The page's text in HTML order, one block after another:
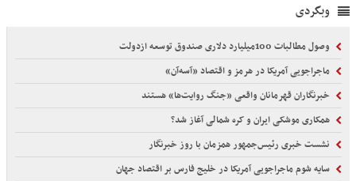
وبگردی
وصول مطالبات 100میلیارد دلاری صندوق توسعه ازدولت
ماجراجویی آمریکا در هرمز و اقتصاد «آسه‌آن»
خبرنگاران قهرمانان واقعی «جنگ روایت‌ها» هستند
همکاری موشکی ایران و کره شمالی آغاز شد؟
نشست خبری رئیس‌جمهور همزمان با روز خبرنگار
سایه شوم ماجراجویی آمریکا در خلیج فارس بر اقتصاد جهان